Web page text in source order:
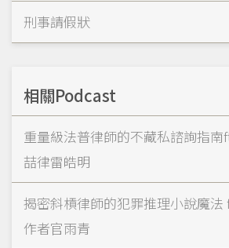
刑事請假狀
相關Podcast
重量級法普律師的不藏私諮詢指南
喆律雷皓明
揭密斜槓律師的犯罪推理小說魔法
作者官雨青